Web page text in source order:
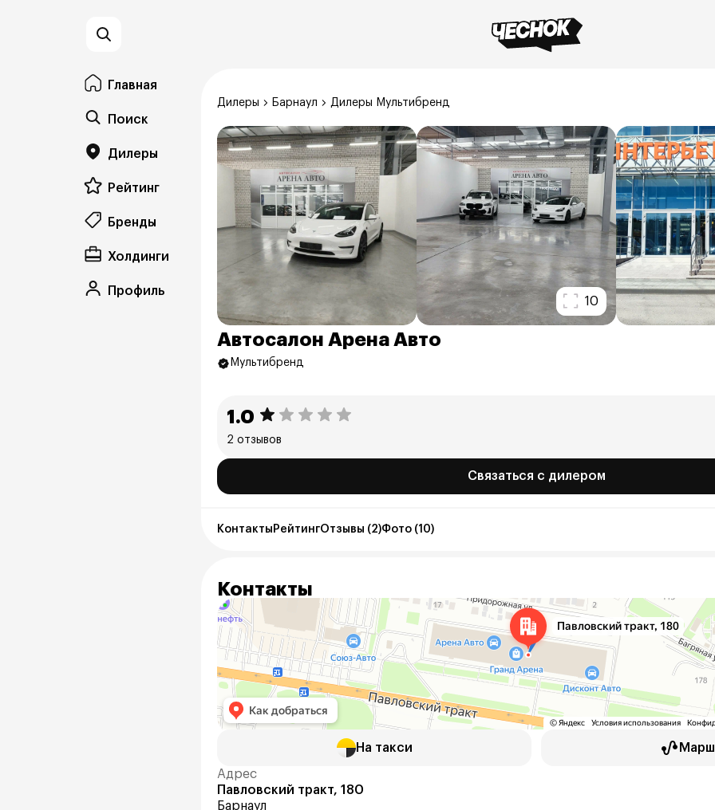
Главная
Поиск
Дилеры
Рейтинг
Бренды
Холдинги
Профиль
Дилеры Барнаул Дилеры Мультибренд
10
Автосалон Арена Авто
Мультибренд
1.0
2 отзывов
Связаться с дилером
Контакты РейтингОтзывы (2)Фото (10)
Контакты
На такси
Адрес
Павловский тракт, 180
Барнаул